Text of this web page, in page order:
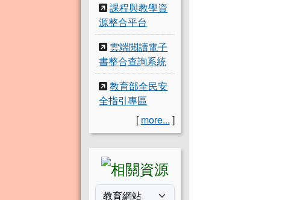
課程與教學資
源整合平台
雲端閱讀電子
書整合查詢系統
教育部全民安
全指引專區
[ more... ]